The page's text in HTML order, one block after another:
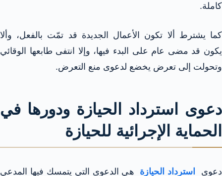
كاملة.​
كما يشترط ألا تكون الأعمال الجديدة قد تمّت بالفعل، وألا
يكون قد مضى عام على البدء فيها، وإلا انتفى طابعها الوقائي
وتحولت إلى تعرض يخضع لدعوى منع التعرض.​
دعوى استرداد الحيازة ودورها في
الحماية الإجرائية للحيازة
دعوى استرداد الحيازة هي الدعوى التي يتمسك فيها المدعي